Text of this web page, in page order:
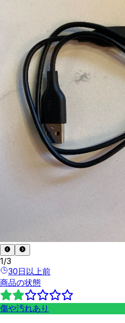
1/3
30日以上前
商品の状態
傷や汚れあり